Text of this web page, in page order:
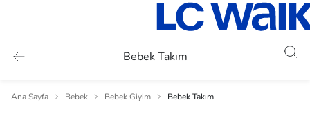
Bebek Takım
Ana Sayfa Bebek Bebek Giyim Bebek Takım